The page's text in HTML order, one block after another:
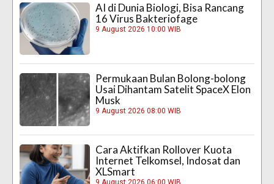
AI di Dunia Biologi, Bisa Rancang
16 Virus Bakteriofage
9 August 2026 10:00 WIB
Permukaan Bulan Bolong-bolong
Usai Dihantam Satelit SpaceX Elon
Musk
9 August 2026 08:00 WIB
Cara Aktifkan Rollover Kuota
Internet Telkomsel, Indosat dan
XLSmart
9 August 2026 06:00 WIB